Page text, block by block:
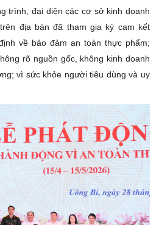
trình, đại diện các cơ sở kinh doanh
địa bàn đã tham gia ký cam kết
về bảo đảm an toàn thực phẩm;
rõ nguồn gốc, không kinh doanh
vì sức khỏe người tiêu dùng và uy